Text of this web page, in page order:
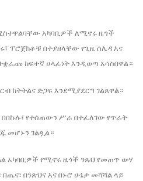
አካባቢዎች ለሚኖሩ ዜጎች
ፕሮጀክቶቹ በተያዘላቸው የጊዜ ሰሌዳ እና
ከፍተኛ ሀላፊነት እንዲወጣ አሳስበዋል።
ክትትልና ድጋፍ እንደሚያደርግ ገልጸዋል።
የተሰጠውን ሥራ በተፈለገው የጥራት
መሆኑን ገልጿል።
አካባቢዎች የሚኖሩ ዜጎች ንጹህ የመጠጥ ውሃ
በንጽህና እና በኑሮ ሁኔታ መሻሻል ላይ